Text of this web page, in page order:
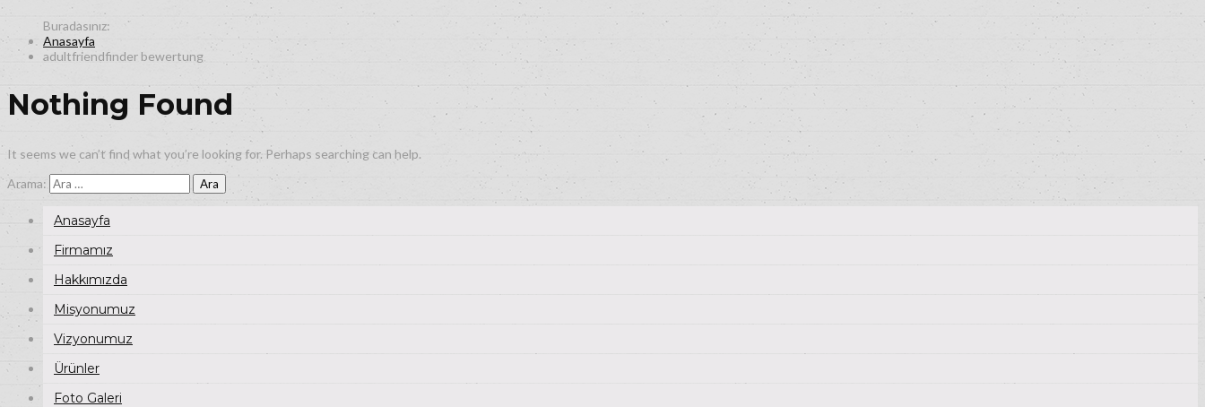
Anasayfa
adultfriendfinder bewertung
Nothing Found
It seems we can’t find what you’re looking for. Perhaps searching can help.
Arama:
Anasayfa
Firmamız
Hakkımızda
Misyonumuz
Vizyonumuz
Ürünler
Foto Galeri